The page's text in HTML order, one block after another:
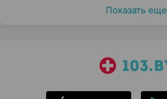
Показать еще